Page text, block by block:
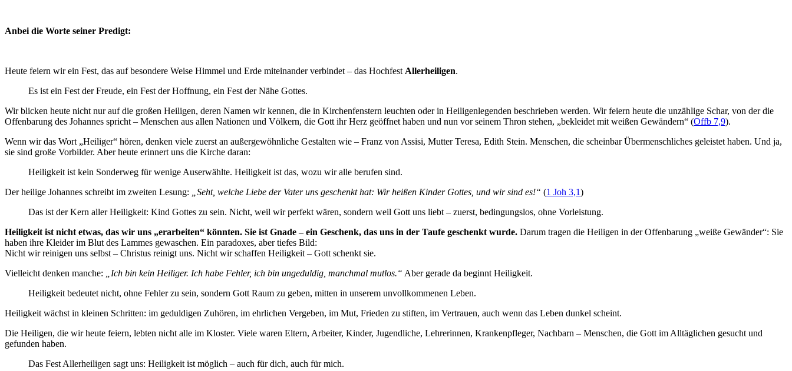
Anbei die Worte seiner Predigt:
Heute feiern wir ein Fest, das auf besondere Weise Himmel und Erde miteinander verbindet – das Hochfest Allerheiligen.
Es ist ein Fest der Freude, ein Fest der Hoffnung, ein Fest der Nähe Gottes.
Wir blicken heute nicht nur auf die großen Heiligen, deren Namen wir kennen, die in Kirchenfenstern leuchten oder in Heiligenlegenden beschrieben werden. Wir feiern heute die unzählige Schar, von der die
Offenbarung des Johannes spricht – Menschen aus allen Nationen und Völkern, die Gott ihr Herz geöffnet haben und nun vor seinem Thron stehen, „bekleidet mit weißen Gewändern“ (Offb 7,9).
Wenn wir das Wort „Heiliger“ hören, denken viele zuerst an außergewöhnliche Gestalten wie – Franz von Assisi, Mutter Teresa, Edith Stein. Menschen, die scheinbar Übermenschliches geleistet haben. Und ja,
sie sind große Vorbilder. Aber heute erinnert uns die Kirche daran:
Heiligkeit ist kein Sonderweg für wenige Auserwählte. Heiligkeit ist das, wozu wir alle berufen sind.
Der heilige Johannes schreibt im zweiten Lesung:
„Seht, welche Liebe der Vater uns geschenkt hat: Wir heißen Kinder Gottes, und wir sind es!“ (1 Joh 3,1)
Das ist der Kern aller Heiligkeit: Kind Gottes zu sein. Nicht, weil wir perfekt wären, sondern weil Gott uns liebt – zuerst, bedingungslos, ohne Vorleistung.
Heiligkeit ist nicht etwas, das wir uns „erarbeiten“ könnten. Sie ist Gnade – ein Geschenk, das uns in der Taufe geschenkt wurde. Darum tragen die Heiligen in der Offenbarung „weiße Gewänder“: Sie
haben ihre Kleider im Blut des Lammes gewaschen. Ein paradoxes, aber tiefes Bild:
Nicht wir reinigen uns selbst – Christus reinigt uns. Nicht wir schaffen Heiligkeit – Gott schenkt sie.
Vielleicht denken manche:
„Ich bin kein Heiliger. Ich habe Fehler, ich bin ungeduldig, manchmal mutlos.“ Aber gerade da beginnt Heiligkeit.
Heiligkeit bedeutet nicht, ohne Fehler zu sein, sondern Gott Raum zu geben, mitten in unserem unvollkommenen Leben.
Heiligkeit wächst in kleinen Schritten: im geduldigen Zuhören, im ehrlichen Vergeben, im Mut, Frieden zu stiften, im Vertrauen, auch wenn das Leben dunkel scheint.
Die Heiligen, die wir heute feiern, lebten nicht alle im Kloster. Viele waren Eltern, Arbeiter, Kinder, Jugendliche, Lehrerinnen, Krankenpfleger, Nachbarn – Menschen, die Gott im Alltäglichen gesucht und
gefunden haben.
Das Fest Allerheiligen sagt uns: Heiligkeit ist möglich – auch für dich, auch für mich.